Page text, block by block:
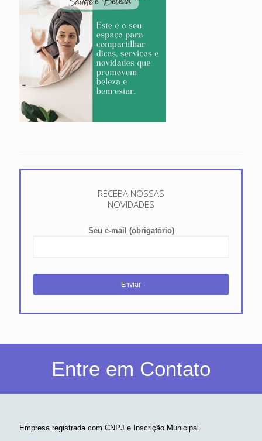
RECEBA NOSSAS
NOVIDADES
Seu e-mail (obrigatório)
Entre em Contato
Empresa registrada com CNPJ e Inscrição Municipal.